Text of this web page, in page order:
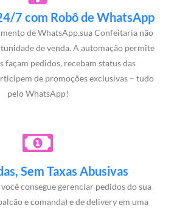
7 com Robô de WhatsApp
de WhatsApp,sua Confeitaria não
de venda. A automação permite
façam pedidos, recebam status das
de promoções exclusivas – tudo
pelo WhatsApp!
Sem Taxas Abusivas
consegue gerenciar pedidos do sua
e comanda) e de delivery em uma